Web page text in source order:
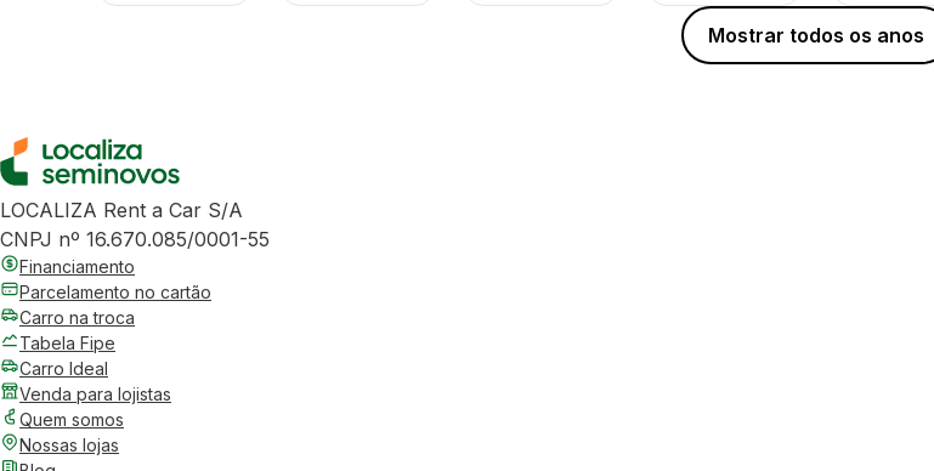
Mostrar todos os anos
LOCALIZA Rent a Car S/A
CNPJ nº 16.670.085/0001-55
Financiamento
Parcelamento no cartão
Carro na troca
Tabela Fipe
Carro Ideal
Venda para lojistas
Quem somos
Nossas lojas